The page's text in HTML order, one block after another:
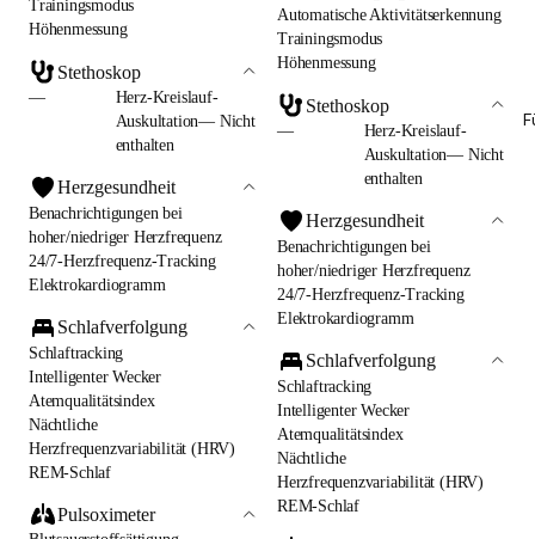
Trainingsmodus
Höhenmessung
Stethoskop
—
Herz-Kreislauf-
Auskultation— Nicht
enthalten
Herzgesundheit
Benachrichtigungen bei
hoher/niedriger Herzfrequenz
24/7-Herzfrequenz-Tracking
Elektrokardiogramm
Schlafverfolgung
Schlaftracking
Intelligenter Wecker
Atemqualitätsindex
Nächtliche
Herzfrequenzvariabilität (HRV)
REM-Schlaf
Pulsoximeter
Automatische Aktivitätserkennung
Trainingsmodus
Höhenmessung
Stethoskop
—
Herz-Kreislauf-
Auskultation— Nicht
enthalten
Herzgesundheit
Benachrichtigungen bei
hoher/niedriger Herzfrequenz
24/7-Herzfrequenz-Tracking
Elektrokardiogramm
Schlafverfolgung
Schlaftracking
Intelligenter Wecker
Atemqualitätsindex
Nächtliche
Herzfrequenzvariabilität (HRV)
REM-Schlaf